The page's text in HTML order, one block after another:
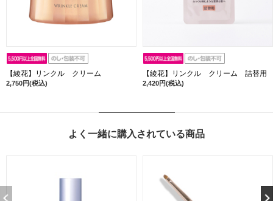
【綾花】リンクル クリーム
2,750円(税込)
【綾花】リンクル クリーム 詰替用
2,420円(税込)
よく一緒に購入されている商品